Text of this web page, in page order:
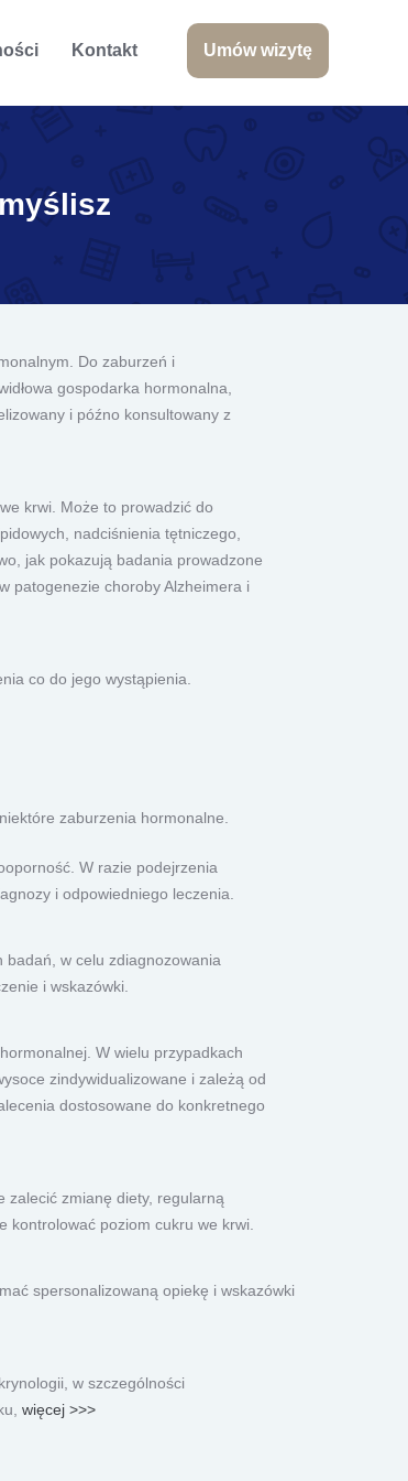
Kontakt Umów wizytę
Do zaburzeń i
gospodarka hormonalna,
i późno konsultowany z
krwi. Może to prowadzić do
nadciśnienia tętniczego,
jak pokazują badania prowadzone
patogenezie choroby Alzheimera i
co do jego wystąpienia.
zaburzenia hormonalne.
W razie podejrzenia
i odpowiedniego leczenia.
w celu zdiagnozowania
i wskazówki.
W wielu przypadkach
zindywidualizowane i zależą od
dostosowane do konkretnego
zalecić zmianę diety, regularną
poziom cukru we krwi.
spersonalizowaną opiekę i wskazówki
w szczególności
więcej >>>